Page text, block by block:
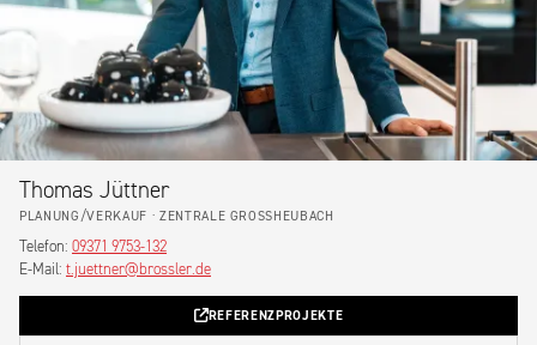
Thomas Jüttner
PLANUNG/VERKAUF · ZENTRALE GROSSHEUBACH
Telefon: 09371 9753-132
E-Mail: t.juettner@brossler.de
REFERENZPROJEKTE